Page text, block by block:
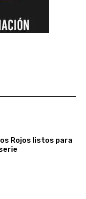
Rojos listos para